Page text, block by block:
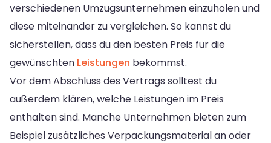
verschiedenen Umzugsunternehmen einzuholen und
diese miteinander zu vergleichen. So kannst du
sicherstellen, dass du den besten Preis für die
gewünschten Leistungen bekommst.
Vor dem Abschluss des Vertrags solltest du
außerdem klären, welche Leistungen im Preis
enthalten sind. Manche Unternehmen bieten zum
Beispiel zusätzliches Verpackungsmaterial an oder